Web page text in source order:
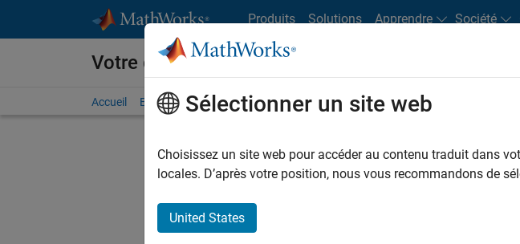
Produits Solutions Apprendre Société
Votre carrière chez MathWorks
Accueil Explorer nos opportunités Adresses de nos bureaux Étudiants et carrières
FILTRER PAR Applications et outils commerciaux
Sélectionner un site web
Choisissez un site web pour accéder au contenu traduit dans
locales. D’après votre position, nous vous recommandons de
United States